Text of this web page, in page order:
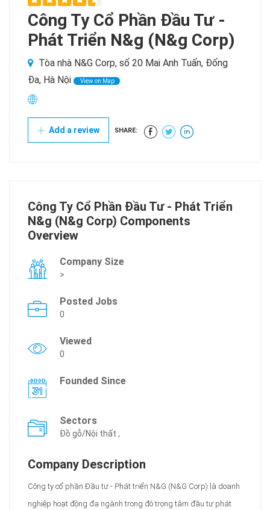
Công Ty Cổ Phần Đầu Tư -
Phát Triển N&g (N&g Corp)
Tòa nhà N&G Corp, số 20 Mai Anh Tuấn, Đống
Đa, Hà Nội
View on Map
Add a review SHARE:
Công Ty Cổ Phần Đầu Tư - Phát Triển
N&g (N&g Corp) Components
Overview
Company Size
>
Posted Jobs
0
Viewed
0
Founded Since
Sectors
Đồ gỗ/Nội thất ,
Company Description
Công ty cổ phần Đầu tư - Phát triển N&G (N&G Corp) là doanh
nghiệp hoạt động đa ngành trong đó trọng tâm đầu tư phát